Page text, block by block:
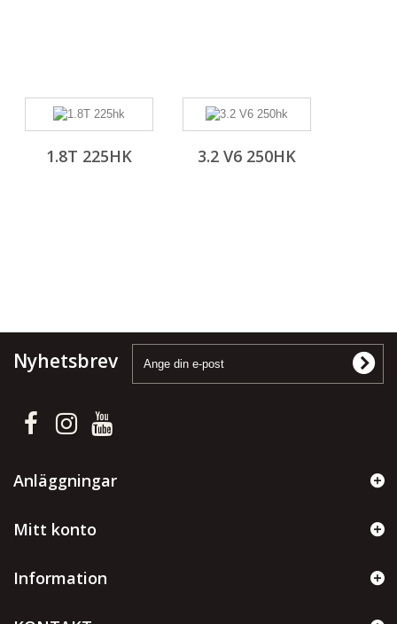
1.8T 225HK 3.2 V6 250HK
Nyhetsbrev
Anläggningar
Mitt konto
Information